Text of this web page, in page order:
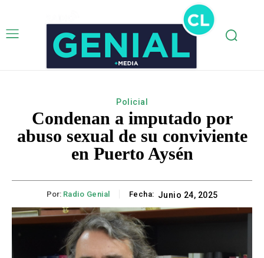
Policial
Condenan a imputado por
abuso sexual de su conviviente
en Puerto Aysén
Por: Radio Genial Fecha: Junio 24, 2025